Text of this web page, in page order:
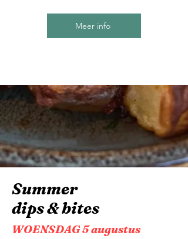
Meer info
Summer
dips & bites
WOENSDAG 5 augustus